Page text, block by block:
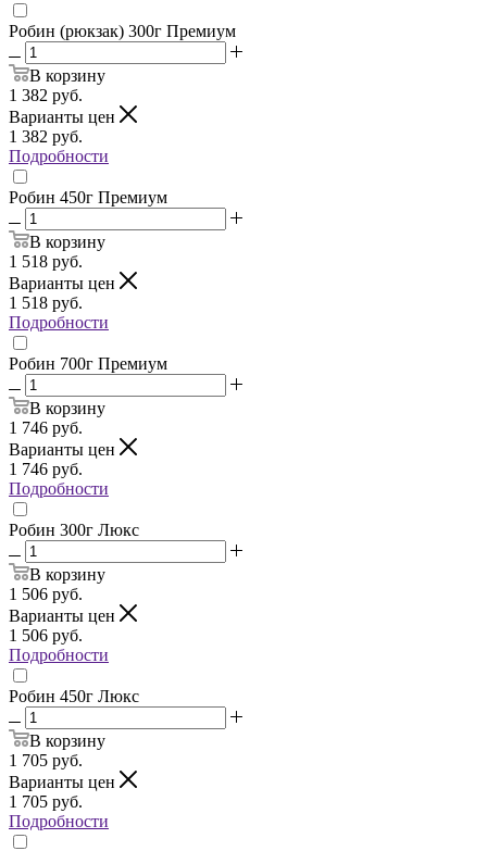
Робин (рюкзак) 300г Премиум
В корзину
1 382 руб.
Варианты цен
1 382 руб.
Подробности
Робин 450г Премиум
В корзину
1 518 руб.
Варианты цен
1 518 руб.
Подробности
Робин 700г Премиум
В корзину
1 746 руб.
Варианты цен
1 746 руб.
Подробности
Робин 300г Люкс
В корзину
1 506 руб.
Варианты цен
1 506 руб.
Подробности
Робин 450г Люкс
В корзину
1 705 руб.
Варианты цен
1 705 руб.
Подробности